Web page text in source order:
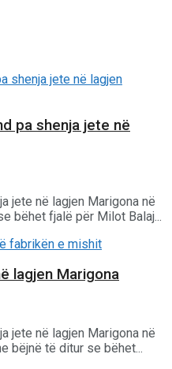
pa shenja jete në
jete në lagjen Marigona në
bëhet fjalë për Milot Balaj...
lagjen Marigona
jete në lagjen Marigona në
bëjnë të ditur se bëhet...